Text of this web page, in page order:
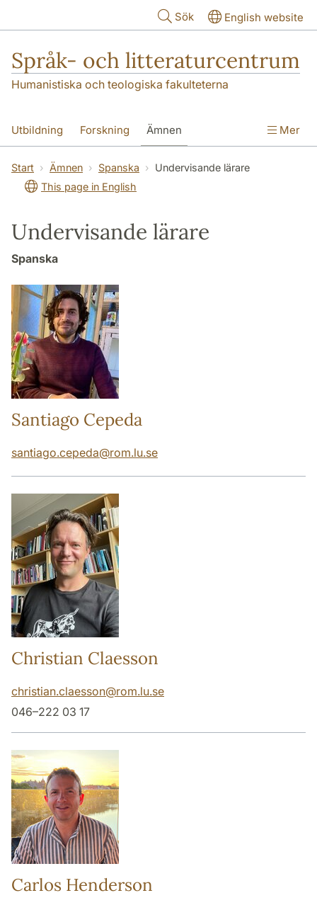
Sök English website
Språk- och litteraturcentrum
Humanistiska och teologiska fakulteterna
Utbildning Forskning Ämnen
SOL-husen Kontakt Institutionen
översättning till svenska
Mer
Start Ämnen Spanska
Undervisande lärare
This page in English
Undervisande lärare
Spanska
Santiago Cepeda
santiago.cepeda@rom.lu.se
Christian Claesson
christian.claesson@rom.lu.se
046–222 03 17
Carlos Henderson